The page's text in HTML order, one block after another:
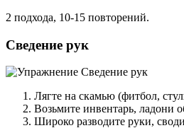
2 подхода, 10-15 повторений.
Сведение рук
Лягте на скамью (фитбол,
Возьмите инвентарь, ладони
Широко разводите руки,